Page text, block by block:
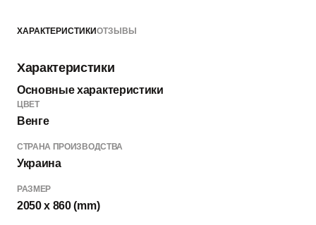
ХАРАКТЕРИСТИКИОТЗЫВЫ
Характеристики
Основные характеристики
ЦВЕТ
Венге
СТРАНА ПРОИЗВОДСТВА
Украина
РАЗМЕР
2050 x 860 (mm)